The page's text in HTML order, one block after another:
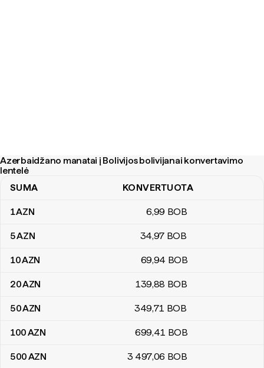
Azerbaidžano manatai į Bolivijos bolivijanai konvertavimo
lentelė
Azerbaidžano manatai į Bolivijos bolivijanai konvertavimo lentelė
SUMA KONVERTUOTA
1AZN 6,99 BOB
5AZN 34,97 BOB
10AZN 69,94 BOB
20AZN 139,88 BOB
50AZN 349,71 BOB
100AZN 699,41 BOB
500AZN 3 497,06 BOB